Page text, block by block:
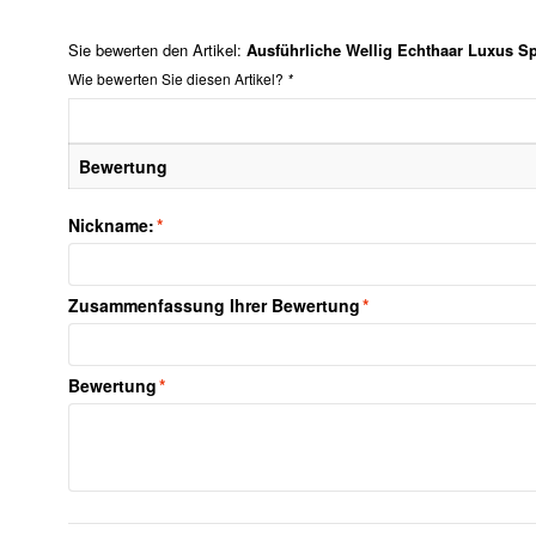
Sie bewerten den Artikel: Ausführliche Wellig Echthaar Luxus
Wie bewerten Sie diesen Artikel? *
Bewertung
*
Nickname:
*
Zusammenfassung Ihrer Bewertung
*
Bewertung